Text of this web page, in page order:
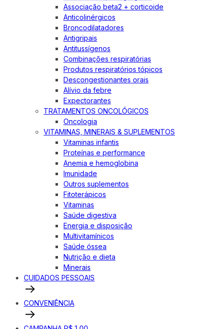
Associação beta2 + corticoide
Anticolinérgicos
Broncodilatadores
Antigripais
Antitussígenos
Combinações respiratórias
Produtos respiratórios tópicos
Descongestionantes orais
Alívio da febre
Expectorantes
TRATAMENTOS ONCOLÓGICOS
Oncologia
VITAMINAS, MINERAIS & SUPLEMENTOS
Vitaminas infantis
Proteínas e performance
Anemia e hemoglobina
Imunidade
Outros suplementos
Fitoterápicos
Vitaminas
Saúde digestiva
Energia e disposição
Multivitamínicos
Saúde óssea
Nutrição e dieta
Minerais
CUIDADOS PESSOAIS
CONVENIÊNCIA